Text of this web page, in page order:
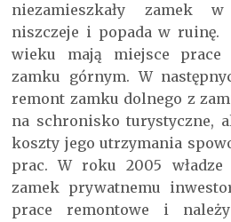
niezamieszkały zamek
niszczeje i popada w ruinę.
wieku mają miejsce prace
zamku górnym. W
remont zamku dolnego z
na schronisko turystyczne,
koszty jego utrzymania
prac. W roku 2005 władze
zamek prywatnemu
prace remontowe i